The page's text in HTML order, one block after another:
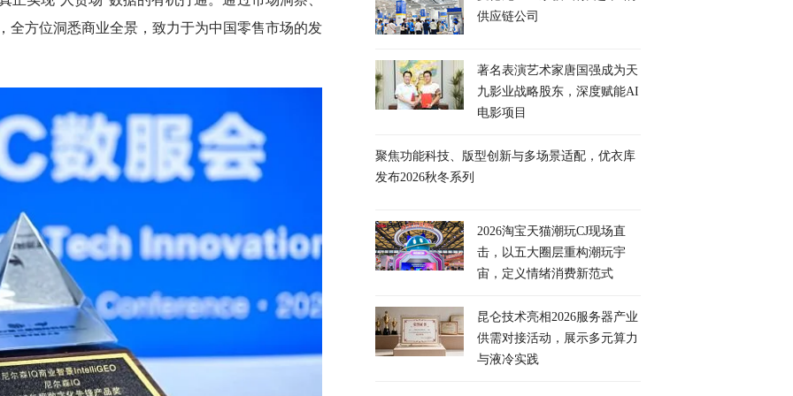
全方位洞悉商业全景，致力于为中国零售市场的发
供应链公司
著名表演艺术家唐国强成为天
九影业战略股东，深度赋能AI
电影项目
聚焦功能科技、版型创新与多场景适配，优衣库
发布2026秋冬系列
2026淘宝天猫潮玩CJ现场直
击，以五大圈层重构潮玩宇
宙，定义情绪消费新范式
昆仑技术亮相2026服务器产业
供需对接活动，展示多元算力
与液冷实践